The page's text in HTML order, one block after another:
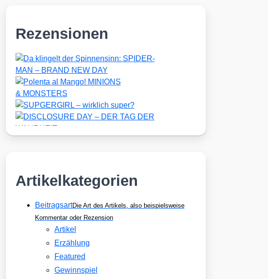
Rezensionen
Artikelkategorien
BeitragsartDie Art des Artikels, also beispielsweise
Kommentar oder Rezension
Artikel
Erzählung
Featured
Gewinnspiel